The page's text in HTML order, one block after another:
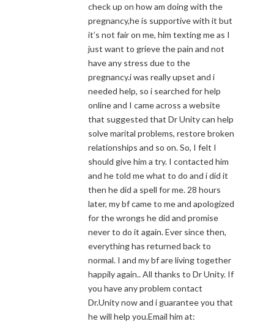
check up on how am doing with the
pregnancy,he is supportive with it but
it’s not fair on me, him texting me as I
just want to grieve the pain and not
have any stress due to the
pregnancy.i was really upset and i
needed help, so i searched for help
online and I came across a website
that suggested that Dr Unity can help
solve marital problems, restore broken
relationships and so on. So, I felt I
should give him a try. I contacted him
and he told me what to do and i did it
then he did a spell for me. 28 hours
later, my bf came to me and apologized
for the wrongs he did and promise
never to do it again. Ever since then,
everything has returned back to
normal. I and my bf are living together
happily again.. All thanks to Dr Unity. If
you have any problem contact
Dr.Unity now and i guarantee you that
he will help you.Email him at: